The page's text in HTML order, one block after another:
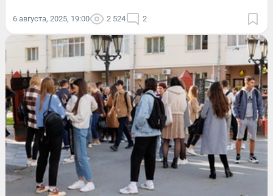
6 августа, 2025, 19:00 2 524 2